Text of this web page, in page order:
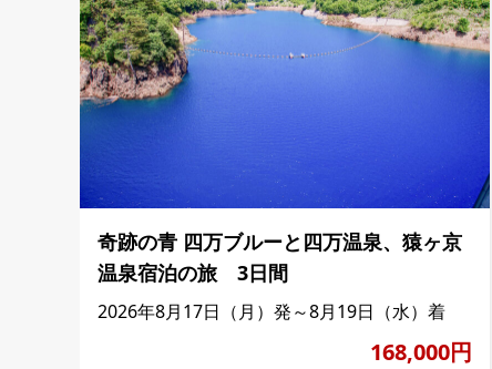
奇跡の青 四万ブルーと四万温泉、猿ヶ京
温泉宿泊の旅 3日間
2026年8月17日（月）発～8月19日（水）着
168,000円